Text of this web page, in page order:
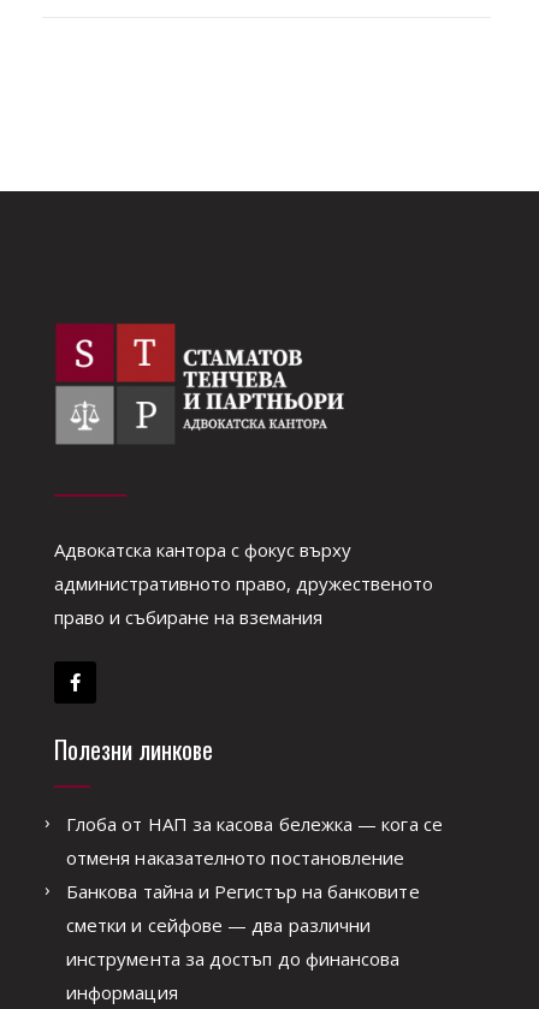
Адвокатска кантора с фокус върху
административното право, дружественото
право и събиране на вземания
Полезни линкове
Глоба от НАП за касова бележка — кога се
отменя наказателното постановление
Банкова тайна и Регистър на банковите
сметки и сейфове — два различни
инструмента за достъп до финансова
информация